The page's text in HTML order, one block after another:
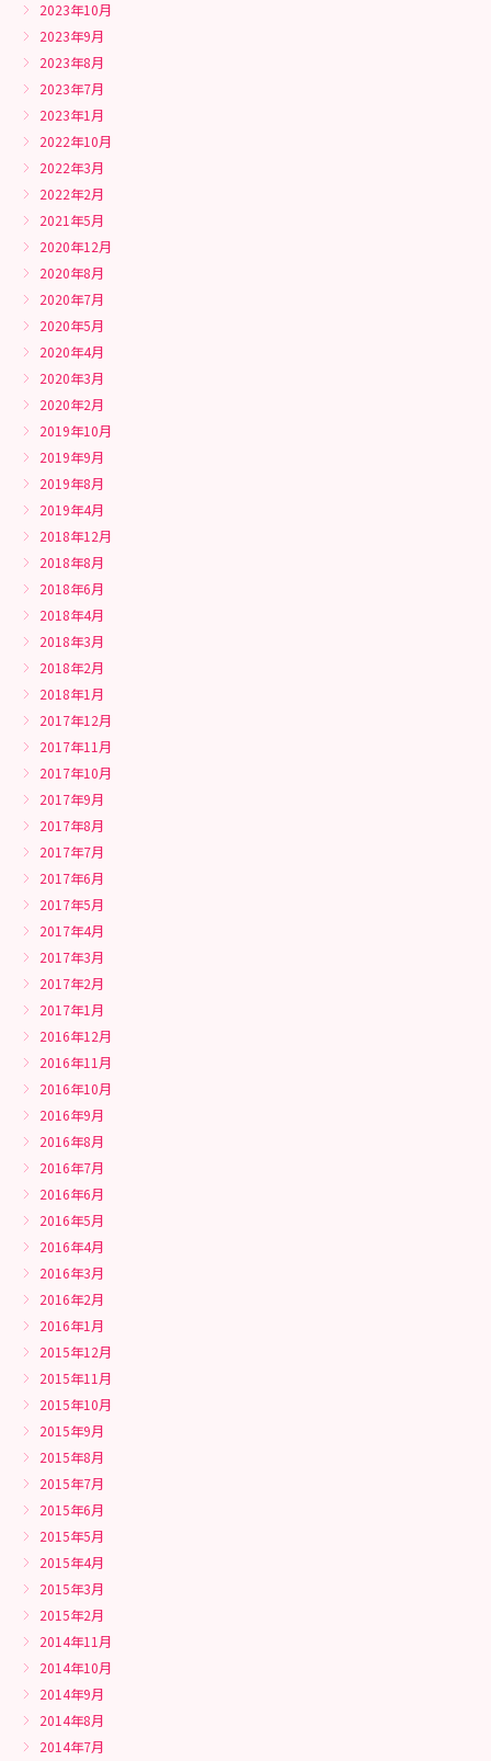
2023年10月
2023年9月
2023年8月
2023年7月
2023年1月
2022年10月
2022年3月
2022年2月
2021年5月
2020年12月
2020年8月
2020年7月
2020年5月
2020年4月
2020年3月
2020年2月
2019年10月
2019年9月
2019年8月
2019年4月
2018年12月
2018年8月
2018年6月
2018年4月
2018年3月
2018年2月
2018年1月
2017年12月
2017年11月
2017年10月
2017年9月
2017年8月
2017年7月
2017年6月
2017年5月
2017年4月
2017年3月
2017年2月
2017年1月
2016年12月
2016年11月
2016年10月
2016年9月
2016年8月
2016年7月
2016年6月
2016年5月
2016年4月
2016年3月
2016年2月
2016年1月
2015年12月
2015年11月
2015年10月
2015年9月
2015年8月
2015年7月
2015年6月
2015年5月
2015年4月
2015年3月
2015年2月
2014年11月
2014年10月
2014年9月
2014年8月
2014年7月